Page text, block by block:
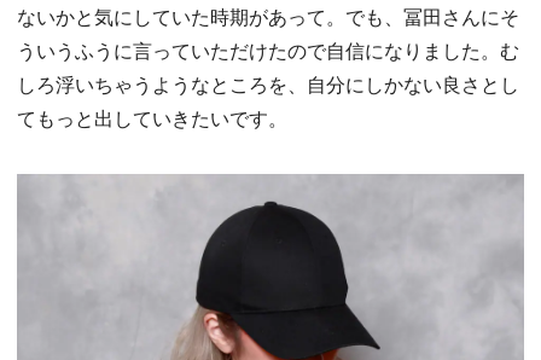
ないかと気にしていた時期があって。でも、冨田さんにそ
ういうふうに言っていただけたので自信になりました。む
しろ浮いちゃうようなところを、自分にしかない良さとし
てもっと出していきたいです。